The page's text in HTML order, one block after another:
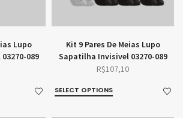
Lupo
089
Kit 9 Pares De Meias Lupo
Sapatilha Invisivel 03270-089
R$107,10
SELECT OPTIONS